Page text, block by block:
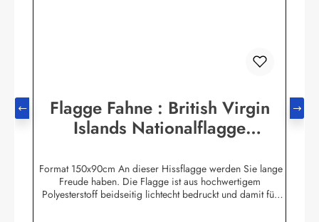
Flagge Fahne : British Virgin
Islands Nationalflagge
Format 150x90cm An dieser Hissflagge werden Sie lange
Freude haben. Die Flagge ist aus hochwertigem
Polyesterstoff beidseitig lichtecht bedruckt und damit für